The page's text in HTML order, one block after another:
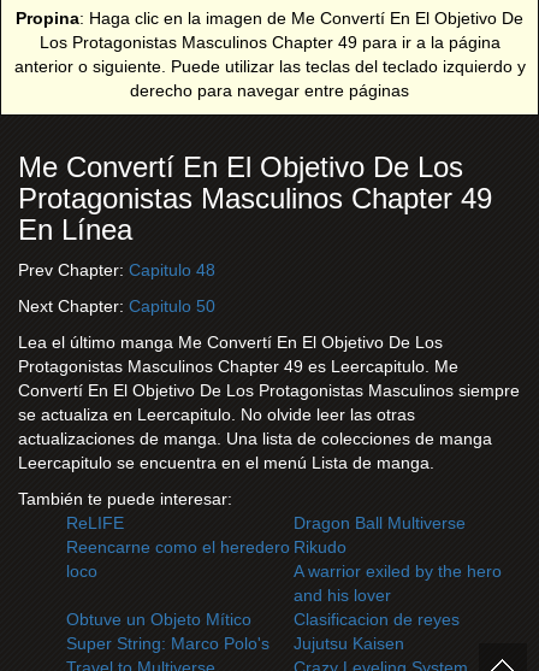
Propina: Haga clic en la imagen de Me Convertí En El Objetivo De
Los Protagonistas Masculinos Chapter 49 para ir a la página
anterior o siguiente. Puede utilizar las teclas del teclado izquierdo y
derecho para navegar entre páginas
Me Convertí En El Objetivo De Los
Protagonistas Masculinos Chapter 49
En Línea
Prev Chapter: Capitulo 48
Next Chapter: Capitulo 50
Lea el último manga Me Convertí En El Objetivo De Los
Protagonistas Masculinos Chapter 49 es Leercapitulo. Me
Convertí En El Objetivo De Los Protagonistas Masculinos siempre
se actualiza en Leercapitulo. No olvide leer las otras
actualizaciones de manga. Una lista de colecciones de manga
Leercapitulo se encuentra en el menú Lista de manga.
También te puede interesar:
ReLIFE
Dragon Ball Multiverse
Reencarne como el heredero
loco
Rikudo
A warrior exiled by the hero
and his lover
Obtuve un Objeto Mítico
Clasificacion de reyes
Super String: Marco Polo's
Travel to Multiverse
Jujutsu Kaisen
Crazy Leveling System